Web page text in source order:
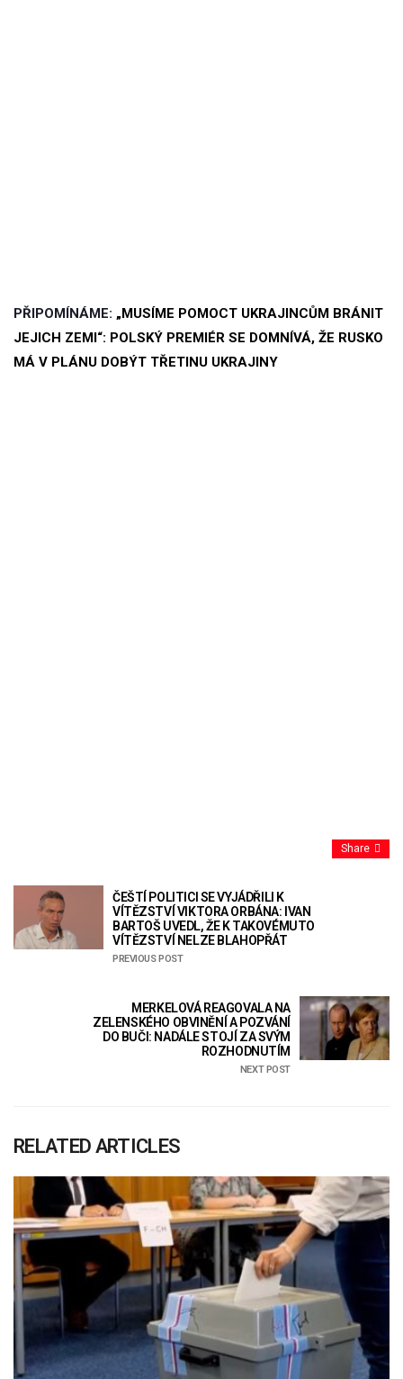
PŘIPOMÍNÁME: „MUSÍME POMOCT UKRAJINCŮM BRÁNIT
JEJICH ZEMI“: POLSKÝ PREMIÉR SE DOMNÍVÁ, ŽE RUSKO
MÁ V PLÁNU DOBÝT TŘETINU UKRAJINY
Share
ČEŠTÍ POLITICI SE VYJÁDŘILI K
VÍTĚZSTVÍ VIKTORA ORBÁNA: IVAN
BARTOŠ UVEDL, ŽE K TAKOVÉMUTO
VÍTĚZSTVÍ NELZE BLAHOPŘÁT
PREVIOUS POST
MERKELOVÁ REAGOVALA NA
ZELENSKÉHO OBVINĚNÍ A POZVÁNÍ
DO BUČI: NADÁLE STOJÍ ZA SVÝM
ROZHODNUTÍM
NEXT POST
RELATED ARTICLES